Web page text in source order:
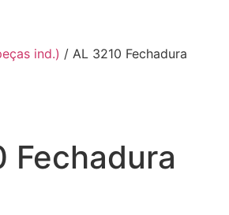
ind.) / AL 3210 Fechadura
Fechadura